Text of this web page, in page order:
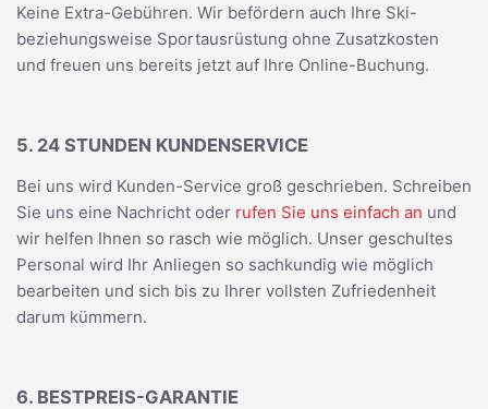
Keine Extra-Gebühren. Wir befördern auch Ihre Ski-
beziehungsweise Sportausrüstung ohne Zusatzkosten
und freuen uns bereits jetzt auf Ihre Online-Buchung.
5. 24 STUNDEN KUNDENSERVICE
Bei uns wird Kunden-Service groß geschrieben. Schreiben
Sie uns eine Nachricht oder rufen Sie uns einfach an und
wir helfen Ihnen so rasch wie möglich. Unser geschultes
Personal wird Ihr Anliegen so sachkundig wie möglich
bearbeiten und sich bis zu Ihrer vollsten Zufriedenheit
darum kümmern.
6. BESTPREIS-GARANTIE